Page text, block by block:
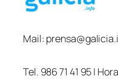
Mail:
Tel. 986 71 41 95 |